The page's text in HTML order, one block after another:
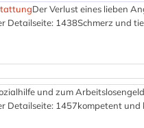
Der Verlust eines lieben
Schmerz und
Detailseite: 1438
und zum
kompetent und
Detailseite: 1457